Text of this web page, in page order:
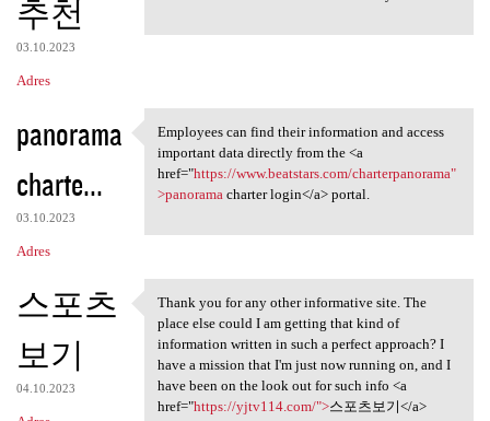
n
t
a
z
e
추천
03.10.2023
Adres
panorama
charte...
03.10.2023
Adres
Employees can find their
Employees can find their information and access
important data directly from the <a
href="https://www.beatstars.com/charterpanorama"
>panoramacharter login</a> portal.
스포츠
보기
04.10.2023
Thank you for any other
Thank you for any other informative site. The
place else could I am getting that kind of
information written in such a perfect approach? I
have a mission that I'm just now running on, and I
have been on the look out for such info <a
href="https://yjtv114.com/">스포츠보기</a>